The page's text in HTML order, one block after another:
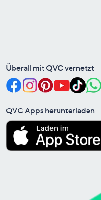
Überall mit QVC vernetzt
QVC Apps herunterladen